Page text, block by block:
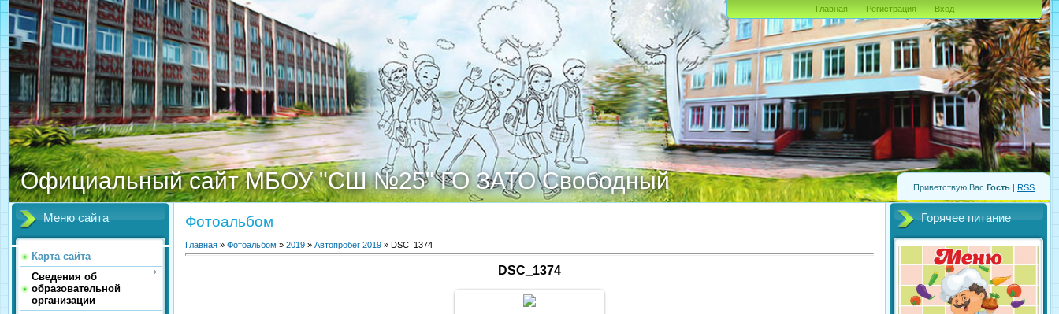
Приветствую Вас Гость | RSS
Официальный сайт МБОУ "СШ №25" ГО ЗАТО Свободный
Главная Регистрация Вход
Меню сайта
Карта сайта
Сведения об
образовательной
организации
Фотоальбом
Главная » Фотоальбом » 2019 » Автопробег 2019 » DSC_1374
DSC_1374
Горячее питание